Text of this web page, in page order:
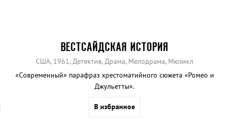
ВЕСТСАЙДСКАЯ ИСТОРИЯ
США, 1961, Детектив, Драма, Мелодрама, Мюзикл
«Современный» парафраз хрестоматийного сюжета «Ромео и
Джульетты».
В избранное